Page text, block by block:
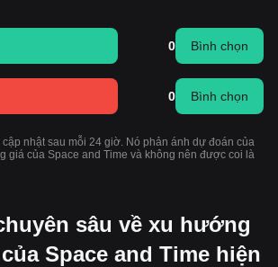
0 Bình chọn
0 Bình chọn
nhật sau mỗi 24 giờ. Nó phản ánh dự đoán của
giá của Space and Time và không nên được coi là
sâu về xu hướng
Space and Time hiện